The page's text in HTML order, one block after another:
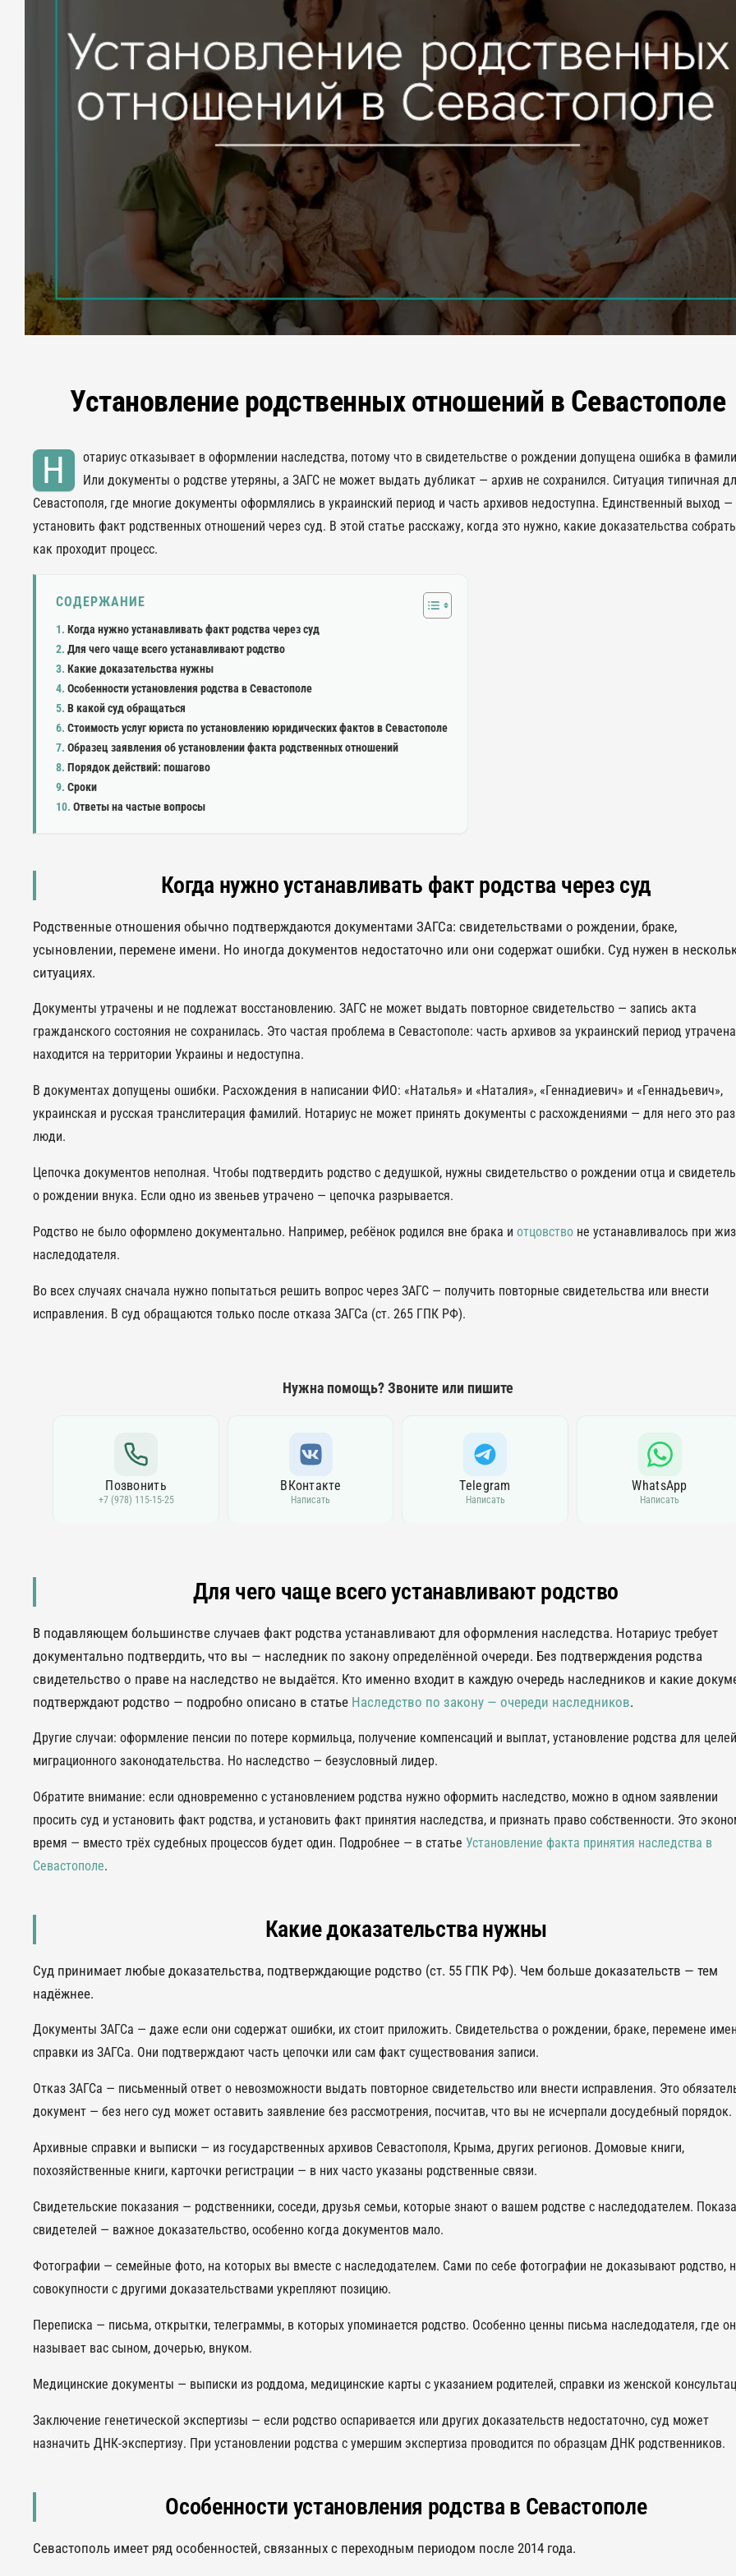
Установление родственных отношений в Севастополе
Н
отариус отказывает в оформлении наследства, потому что в свидетельстве о рождении допущена ошибка в
Или документы о родстве утеряны, а ЗАГС не может выдать дубликат — архив не сохранился. Ситуация типичная
Севастополя, где многие документы оформлялись в украинский период и часть архивов недоступна. Единственный выход —
установить факт родственных отношений через суд. В этой статье расскажу, когда это нужно, какие доказательства
как проходит процесс.
СОДЕРЖАНИЕ
Когда нужно устанавливать факт родства через суд
Для чего чаще всего устанавливают родство
Какие доказательства нужны
Особенности установления родства в Севастополе
В какой суд обращаться
Стоимость услуг юриста по установлению юридических фактов в Севастополе
Образец заявления об установлении факта родственных отношений
Порядок действий: пошагово
Сроки
Ответы на частые вопросы
Когда нужно устанавливать факт родства через суд
Родственные отношения обычно подтверждаются документами ЗАГСа: свидетельствами о рождении, браке,
усыновлении, перемене имени. Но иногда документов недостаточно или они содержат ошибки. Суд нужен в
ситуациях.
Документы утрачены и не подлежат восстановлению. ЗАГС не может выдать повторное свидетельство — запись акта
гражданского состояния не сохранилась. Это частая проблема в Севастополе: часть архивов за украинский период
находится на территории Украины и недоступна.
В документах допущены ошибки. Расхождения в написании ФИО: «Наталья» и «Наталия», «Геннадиевич» и «Геннадьевич»,
украинская и русская транслитерация фамилий. Нотариус не может принять документы с расхождениями — для него это
люди.
Цепочка документов неполная. Чтобы подтвердить родство с дедушкой, нужны свидетельство о рождении отца и
о рождении внука. Если одно из звеньев утрачено — цепочка разрывается.
Родство не было оформлено документально. Например, ребёнок родился вне брака и отцовствоне устанавливалось при
наследодателя.
Во всех случаях сначала нужно попытаться решить вопрос через ЗАГС — получить повторные свидетельства или внести
исправления. В суд обращаются только после отказа ЗАГСа (ст. 265 ГПК РФ).
Нужна помощь? Звоните или пишите
Позвонить
+7 (978) 115-15-25
ВКонтакте
Написать
Telegram
Написать
WhatsApp
Написать
Для чего чаще всего устанавливают родство
В подавляющем большинстве случаев факт родства устанавливают для оформления наследства. Нотариус требует
документально подтвердить, что вы — наследник по закону определённой очереди. Без подтверждения родства
свидетельство о праве на наследство не выдаётся. Кто именно входит в каждую очередь наследников и какие
подтверждают родство — подробно описано в статье Наследство по закону — очереди наследников.
Другие случаи: оформление пенсии по потере кормильца, получение компенсаций и выплат, установление родства для целей
миграционного законодательства. Но наследство — безусловный лидер.
Обратите внимание: если одновременно с установлением родства нужно оформить наследство, можно в одном заявлении
просить суд и установить факт родства, и установить факт принятия наследства, и признать право собственности. Это
время — вместо трёх судебных процессов будет один. Подробнее — в статье Установление факта принятия наследства в
Севастополе.
Какие доказательства нужны
Суд принимает любые доказательства, подтверждающие родство (ст. 55 ГПК РФ). Чем больше доказательств — тем
надёжнее.
Документы ЗАГСа — даже если они содержат ошибки, их стоит приложить. Свидетельства о рождении, браке, перемене
справки из ЗАГСа. Они подтверждают часть цепочки или сам факт существования записи.
Отказ ЗАГСа — письменный ответ о невозможности выдать повторное свидетельство или внести исправления. Это
документ — без него суд может оставить заявление без рассмотрения, посчитав, что вы не исчерпали досудебный порядок.
Архивные справки и выписки — из государственных архивов Севастополя, Крыма, других регионов. Домовые книги,
похозяйственные книги, карточки регистрации — в них часто указаны родственные связи.
Свидетельские показания — родственники, соседи, друзья семьи, которые знают о вашем родстве с наследодателем.
свидетелей — важное доказательство, особенно когда документов мало.
Фотографии — семейные фото, на которых вы вместе с наследодателем. Сами по себе фотографии не доказывают родство,
совокупности с другими доказательствами укрепляют позицию.
Переписка — письма, открытки, телеграммы, в которых упоминается родство. Особенно ценны письма наследодателя, где он
называет вас сыном, дочерью, внуком.
Медицинские документы — выписки из роддома, медицинские карты с указанием родителей, справки из женской
Заключение генетической экспертизы — если родство оспаривается или других доказательств недостаточно, суд может
назначить ДНК-экспертизу. При установлении родства с умершим экспертиза проводится по образцам ДНК родственников.
Особенности установления родства в Севастополе
Севастополь имеет ряд особенностей, связанных с переходным периодом после 2014 года.